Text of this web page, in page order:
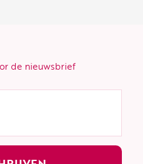
de nieuwsbrief